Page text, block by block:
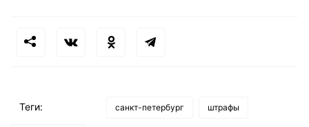
Теги: санкт-петербург штрафы